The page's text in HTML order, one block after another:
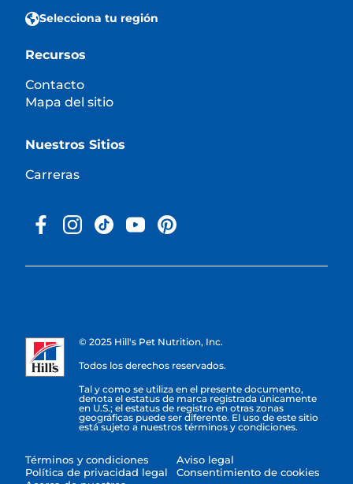
Selecciona tu región
Recursos
Contacto
Mapa del sitio
Nuestros Sitios
Carreras
© 2025 Hill's Pet Nutrition, Inc.
Todos los derechos reservados.
Tal y como se utiliza en el presente documento,
denota el estatus de marca registrada únicamente
en U.S.; el estatus de registro en otras zonas
geográficas puede ser diferente. El uso de este sitio
está sujeto a nuestros términos y condiciones.
Términos y condiciones
Política de privacidad legal
Aviso legal
Consentimiento de cookies